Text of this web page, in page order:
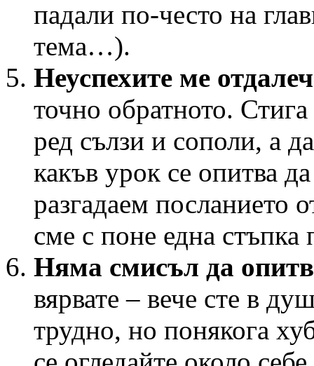
падали по-често на
тема…).
Неуспехите ме
точно обратното.
ред сълзи и сополи, а
какъв урок се опитва
разгадаем посланието
сме с поне една стъпка
Няма смисъл да
вярвате – вече сте в
трудно, но понякога